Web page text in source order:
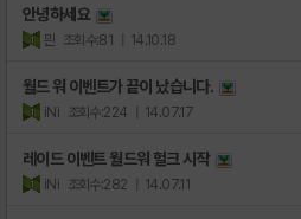
안녕하세요
믠 조회수:81 | 14.10.18
월드 워 이벤트가 끝이 났습니다.
iNi 조회수:224 | 14.07.17
레이드 이벤트 월드워 헐크 시작
iNi 조회수:282 | 14.07.11